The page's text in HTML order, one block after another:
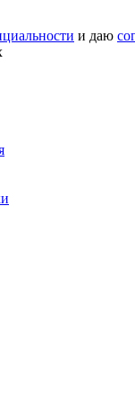
и даю